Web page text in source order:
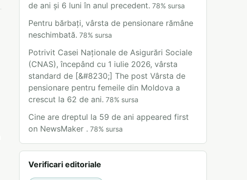
de ani și 6 luni în anul precedent. 78% sursa
Pentru bărbați, vârsta de pensionare rămâne
neschimbată. 78% sursa
Potrivit Casei Naționale de Asigurări Sociale
(CNAS), începând cu 1 iulie 2026, vârsta
standard de [&#8230;] The post Vârsta de
pensionare pentru femeile din Moldova a
crescut la 62 de ani. 78% sursa
Cine are dreptul la 59 de ani appeared first
on NewsMaker . 78% sursa
Verificari editoriale